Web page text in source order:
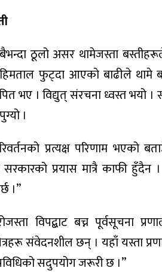
ठूलो असर थामेजस्ता
फुट्दा आएको बाढीले थामे
भए । विद्युत् संरचना ध्वस्त भयो
।
प्रत्यक्ष परिणाम भएको
सरकारको प्रयास मात्रै काफी
।”
विपद्बाट बच्न पूर्वसूचना
संवेदनशील छन् । यहाँ यस्ता
सदुपयोग जरूरी छ ।”